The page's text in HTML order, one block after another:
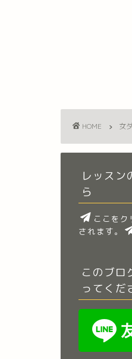
HOME 女
レッスン
ら
ここを
されます。
このブロ
ってくだ